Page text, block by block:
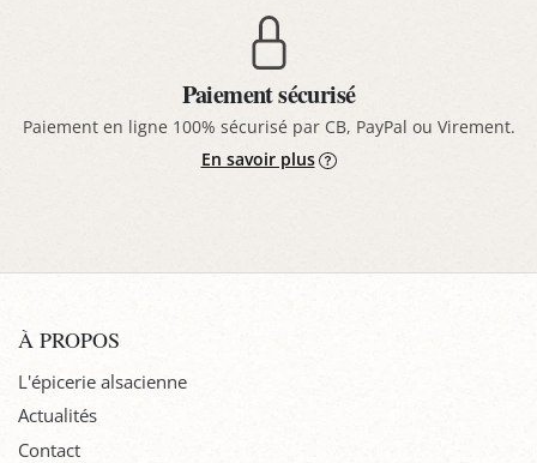
Paiement sécurisé
Paiement en ligne 100% sécurisé par CB, PayPal ou Virement.
En savoir plus
À PROPOS
L'épicerie alsacienne
Actualités
Contact